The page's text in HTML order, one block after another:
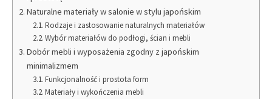
Naturalne materiały w salonie w stylu japońskim
Rodzaje i zastosowanie naturalnych materiałów
Wybór materiałów do podłogi, ścian i mebli
Dobór mebli i wyposażenia zgodny z japońskim
minimalizmem
Funkcjonalność i prostota form
Materiały i wykończenia mebli